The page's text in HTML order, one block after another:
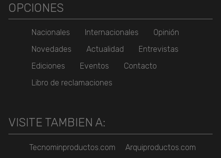
OPCIONES
Nacionales Internacionales
Opinión
Novedades
Actualidad
Entrevistas
Ediciones
Eventos
Contacto
Libro de reclamaciones
VISITE TAMBIEN A:
Tecnominproductos.com
Arquiproductos.com